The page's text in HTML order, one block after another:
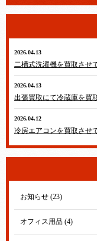
2026.04.13
二槽式洗濯機を買取させ
2026.04.13
出張買取にて冷蔵庫を買
2026.04.12
冷房エアコンを買取させ
お知らせ (23)
オフィス用品 (4)